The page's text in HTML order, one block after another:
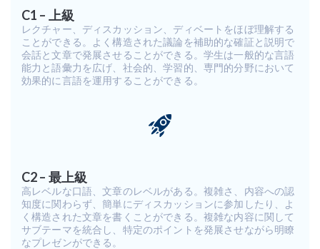
C1 – 上級
レクチャー、ディスカッション、ディベートをほぼ理解する
ことができる。よく構造された議論を補助的な確証と説明で
会話と文章で発展させることができる。学生は一般的な言語
能力と語彙力を広げ、社会的、学習的、専門的分野において
効果的に言語を運用することができる。
C2 – 最上級
高レベルな口語、文章のレベルがある。複雑さ、内容への認
知度に関わらず、簡単にディスカッションに参加したり、よ
く構造された文章を書くことができる。複雑な内容に関して
サブテーマを統合し、特定のポイントを発展させながら明瞭
なプレゼンができる。